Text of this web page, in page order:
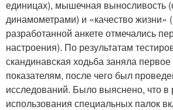
единицах), мышечная выносливость
динамометрами) и «качество жизни»
разработанной анкете отмечались
настроения). По результатам
скандинавская ходьба заняла
показателям, после чего был
исследований. Было выяснено, что в
использования специальных палок